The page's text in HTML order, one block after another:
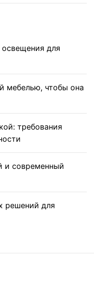
для
мебелью, чтобы она
требования
и современный
решений для